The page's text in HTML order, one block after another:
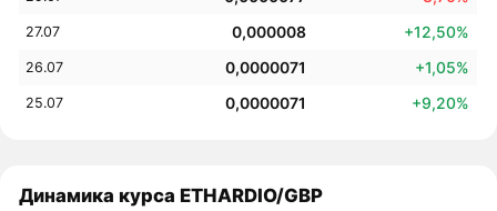
27.07 0,000008 +12,50%
26.07 0,0000071 +1,05%
25.07 0,0000071 +9,20%
Динамика курса ETHARDIO/GBP